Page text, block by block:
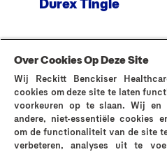
MEER
Over Cookies Op Deze Site
Wij Reckitt Benckiser
cookies om deze site te laten
voorkeuren op te slaan. Wij en
andere, niet-essentiële cookies
om de functionaliteit van de site
verbeteren, analyses uit te